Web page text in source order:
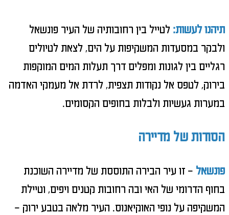
תיהנו לעשות: לטייל בין רחובותיה של העיר פונשאל
ולבקר במסעדות המשקיפות על הים, לצאת לטיולים
רגליים בין לגונות ומפלים דרך תעלות המים המוקפות
בירוק, לטפס אל נקודות תצפית, לרדת אל מעמקי האדמה
במערות געשיות ולבלות בחופים הקסומים.
הסודות של מדיירה
פונשאל – זו עיר הבירה התוססת של מדיירה השוכנת
בחוף הדרומי של האי ובה רחובות קטנים ויפים, וטיילת
המשקיפה על נופי האוקיאנוס. העיר מלאה בטבע ירוק –